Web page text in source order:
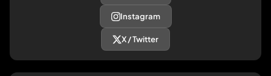
Instagram
X / Twitter